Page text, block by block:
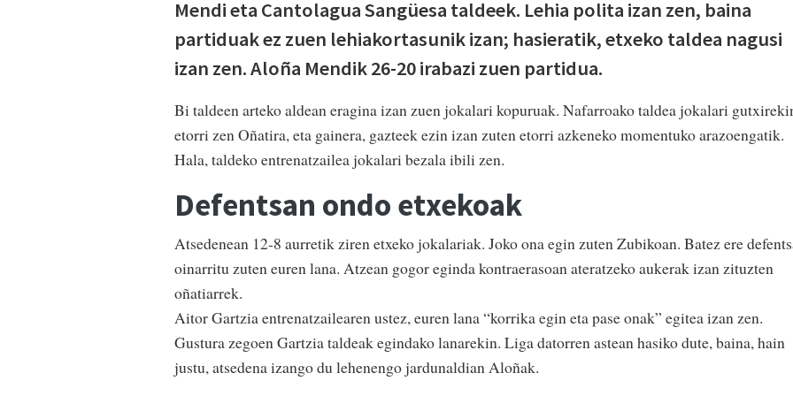
Mendi eta Cantolagua Sangüesa taldeek. Lehia polita izan zen, baina
partiduak ez zuen lehiakortasunik izan; hasieratik, etxeko taldea nagusi
izan zen. Aloña Mendik 26-20 irabazi zuen partidua.
Bi taldeen arteko aldean eragina izan zuen jokalari kopuruak. Nafarroako taldea jokalari
etorri zen Oñatira, eta gainera, gazteek ezin izan zuten etorri azkeneko momentuko arazoengatik.
Hala, taldeko entrenatzailea jokalari bezala ibili zen.
Defentsan ondo etxekoak
Atsedenean 12-8 aurretik ziren etxeko jokalariak. Joko ona egin zuten Zubikoan. Batez ere
oinarritu zuten euren lana. Atzean gogor eginda kontraerasoan ateratzeko aukerak izan zituzten
oñatiarrek.
Aitor Gartzia entrenatzailearen ustez, euren lana “korrika egin eta pase onak” egitea izan zen.
Gustura zegoen Gartzia taldeak egindako lanarekin. Liga datorren astean hasiko dute, baina, hain
justu, atsedena izango du lehenengo jardunaldian Aloñak.